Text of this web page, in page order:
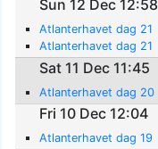
Sun 12 Dec 12:58
Atlanterhavet dag 21
Atlanterhavet dag 21
Sat 11 Dec 11:45
Atlanterhavet dag 20
Fri 10 Dec 12:04
Atlanterhavet dag 19